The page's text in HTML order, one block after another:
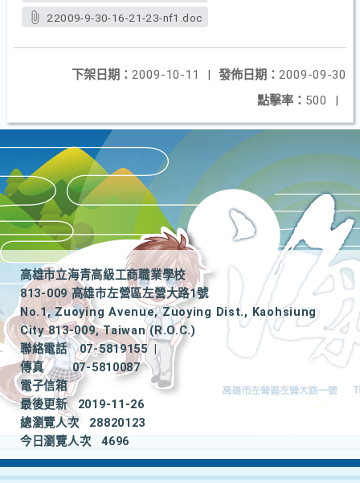
22009-9-30-16-21-23-nf1.doc
發佈日期： 2009-09-30
下架日期： 2009-10-11
|
點擊率： 500 |
高雄市立海青高級工商職業學校
813-009 高雄市左營區左營大路1號
No.1, Zuoying Avenue, Zuoying Dist., Kaohsiung
City 813-009, Taiwan (R.O.C.)
聯絡電話
07-5819155
|
傳真
07-5810087
電子信箱
最後更新
2019-11-26
總瀏覽人次
28820123
今日瀏覽人次
4696